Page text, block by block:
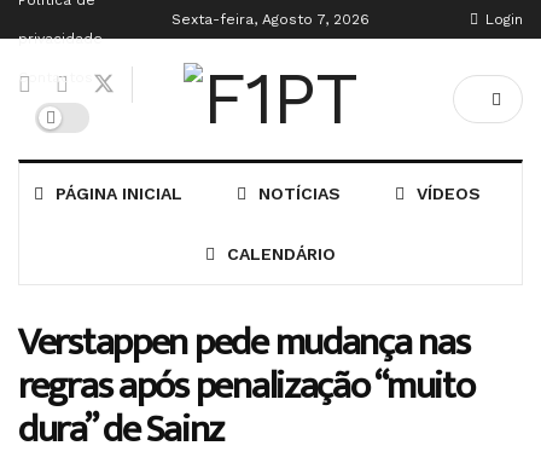
privacidade
Contactos
Sexta-feira, Agosto 7, 2026 Login
PÁGINA INICIAL NOTÍCIAS VÍDEOS
CALENDÁRIO
Verstappen pede mudança nas
regras após penalização “muito
dura” de Sainz